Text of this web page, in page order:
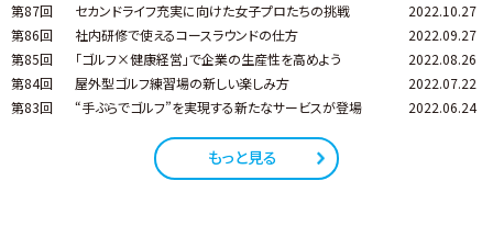
第87回
セカンドライフ充実に向けた女子プロたちの挑戦
2022.10.27
第86回
社内研修で使えるコースラウンドの仕方
2022.09.27
第85回
「ゴルフ×健康経営」で企業の生産性を高めよう
2022.08.26
第84回
屋外型ゴルフ練習場の新しい楽しみ方
2022.07.22
第83回
“手ぶらでゴルフ”を実現する新たなサービスが登場 2022.06.24
もっと見る